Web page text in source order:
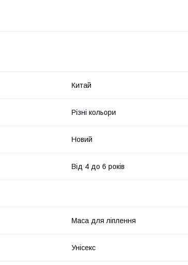
Китай
Різні кольори
Новий
Від 4 до 6 років
Маса для ліплення
Унісекс